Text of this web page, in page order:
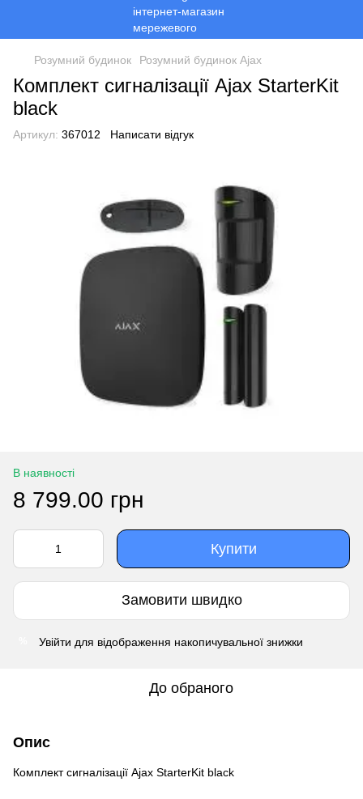
Розумний будинок Розумний будинок Ajax
Комплект сигналізації Ajax StarterKit
black
Артикул: 367012 Написати відгук
В наявності
8 799.00 грн
Купити
Замовити швидко
Увійти для відображення накопичувальної знижки
До обраного
Опис
Комплект сигналізації Ajax StarterKit black